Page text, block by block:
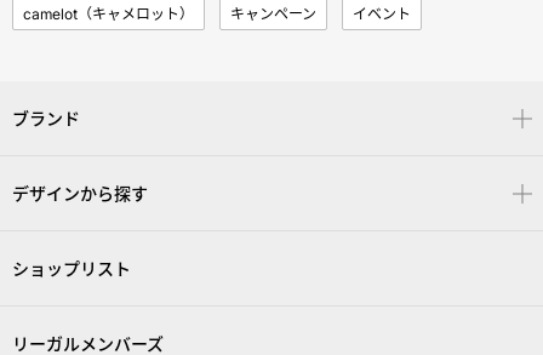
camelot（キャメロット） キャンペーン イベント
ブランド
デザインから探す
ショップリスト
リーガルメンバーズ